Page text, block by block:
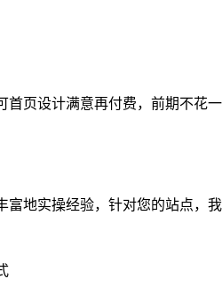
首页设计满意再付费，前期不花
富地实操经验，针对您的站点，